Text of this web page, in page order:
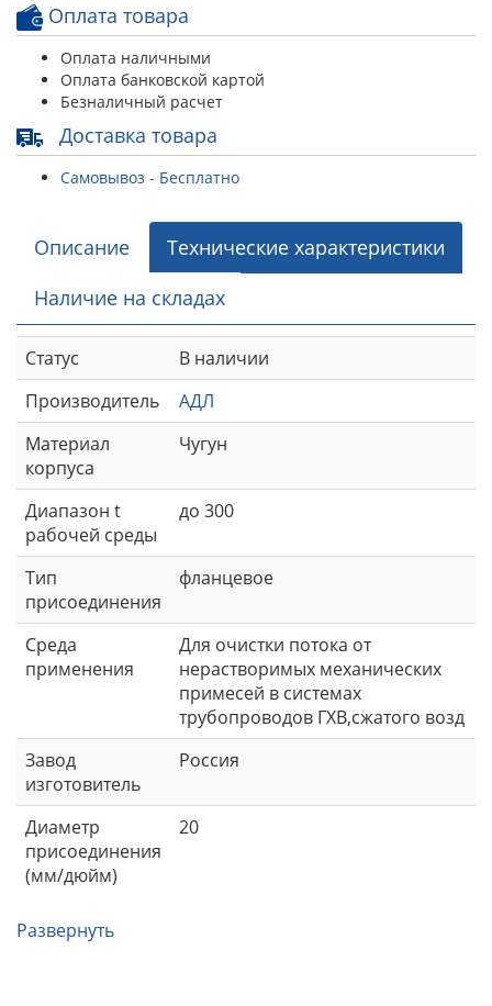
Оплата товара
Оплата наличными
Оплата банковской картой
Безналичный расчет
Доставка товара
Самовывоз - Бесплатно
Описание
Технические характеристики
Наличие на складах
Статус
В наличии
Производитель
АДЛ
Материал
корпуса
Чугун
Диапазон t
рабочей среды
до 300
Тип
присоединения
фланцевое
Среда
применения
Для очистки потока от
нерастворимых механических
примесей в системах
трубопроводов ГХВ,сжатого возд
Завод
изготовитель
Россия
Диаметр
присоединения
(мм/дюйм)
20
Развернуть